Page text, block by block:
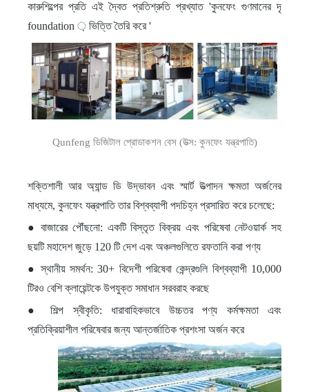
কারুশিল্পের প্রতি এই দ্বৈত প্রতিশ্রুতি প্রখ্যাত 'কুনফেং গুণমানের দৃ
foundation ় ভিত্তি তৈরি করে '
Qunfeng ডিজিটাল প্রোডাকশন বেস (উত্স: কুনফেং যন্ত্রপাতি)
শক্তিশালী আর অ্যান্ড ডি উদ্ভাবন এবং স্মার্ট উত্পাদন ক্ষমতা অর্জনের
মাধ্যমে, কুনফেং যন্ত্রপাতি তার বিশ্বব্যাপী পদচিহ্ন প্রসারিত করে চলেছে:
● বাজারের পৌঁছনো: একটি বিস্তৃত বিক্রয় এবং পরিষেবা নেটওয়ার্ক সহ
ছয়টি মহাদেশ জুড়ে 120 টি দেশ এবং অঞ্চলগুলিতে রফতানি করা পণ্য
● স্থানীয় সমর্থন: 30+ বিদেশী পরিষেবা কেন্দ্রগুলি বিশ্বব্যাপী 10,000
টিরও বেশি ক্লায়েন্টকে উপযুক্ত সমাধান সরবরাহ করছে
● শিল্প স্বীকৃতি: ধারাবাহিকভাবে উচ্চতর পণ্য কর্মক্ষমতা এবং
প্রতিক্রিয়াশীল পরিষেবার জন্য আন্তর্জাতিক প্রশংসা অর্জন করে